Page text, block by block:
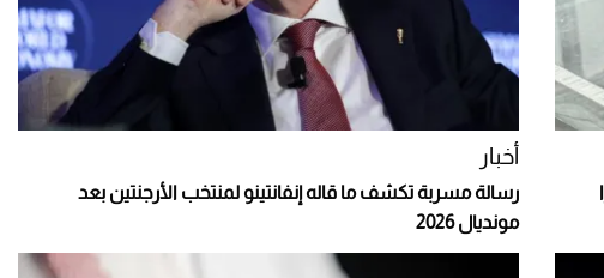
أخبار
رسالة مسربة تكشف ما قاله إنفانتينو لمنتخب الأرجنتين بعد
مونديال 2026